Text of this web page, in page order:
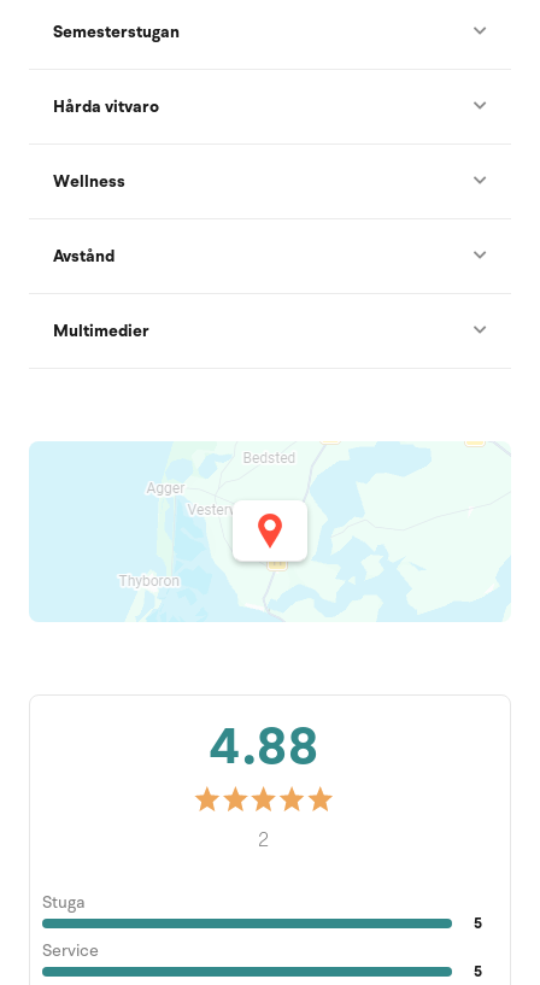
Semesterstugan
Hårda vitvaro
Wellness
Avstånd
Multimedier
4.88
2
Stuga
5
Service
5